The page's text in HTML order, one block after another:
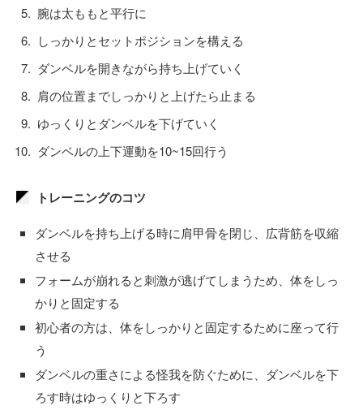
腕は太ももと平行に
しっかりとセットポジションを構える
ダンベルを開きながら持ち上げていく
肩の位置までしっかりと上げたら止まる
ゆっくりとダンベルを下げていく
ダンベルの上下運動を10~15回行う
トレーニングのコツ
ダンベルを持ち上げる時に肩甲骨を閉じ、広背筋を収縮
させる
フォームが崩れると刺激が逃げてしまうため、体をしっ
かりと固定する
初心者の方は、体をしっかりと固定するために座って行
う
ダンベルの重さによる怪我を防ぐために、ダンベルを下
ろす時はゆっくりと下ろす